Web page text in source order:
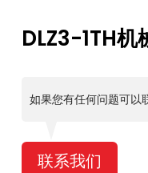
DLZ3-1TH机
如果您有任何问题可以
联系我们